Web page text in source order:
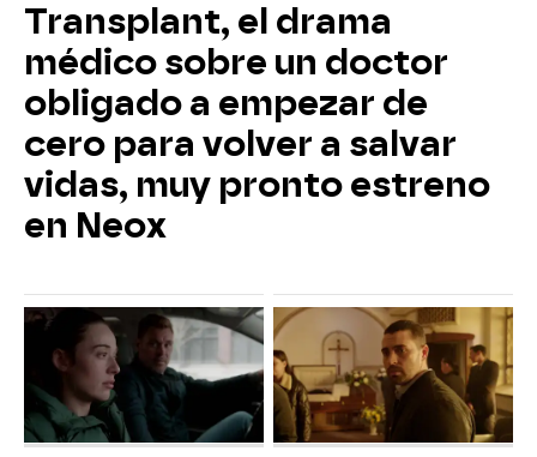
Transplant, el drama
médico sobre un doctor
obligado a empezar de
cero para volver a salvar
vidas, muy pronto estreno
en Neox